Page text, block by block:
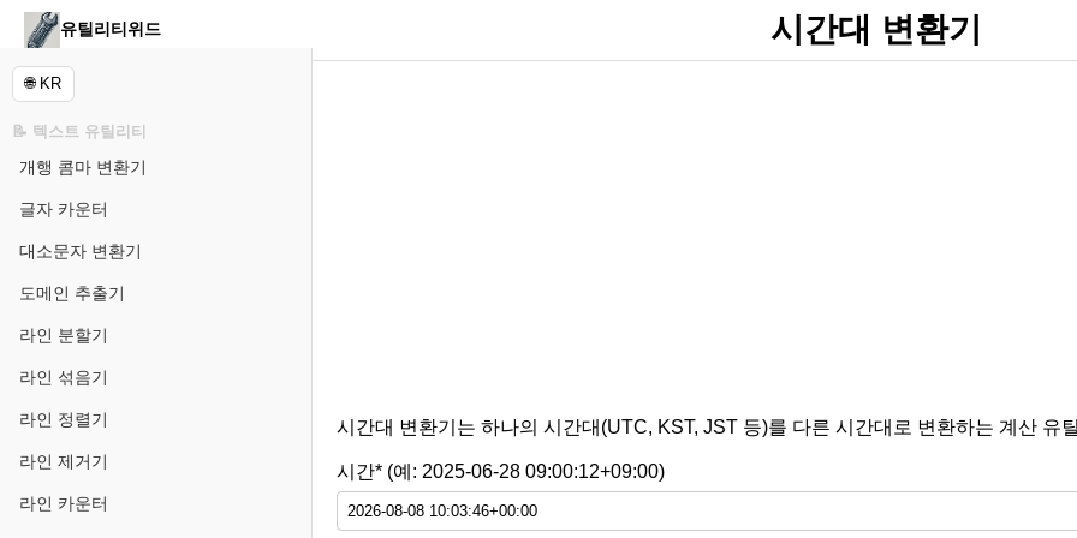
유틸리티위드 시간대 변환기
🌐 KR
📝 텍스트 유틸리티
개행 콤마 변환기
글자 카운터
대소문자 변환기
도메인 추출기
라인 분할기
라인 섞음기
라인 정렬기
라인 제거기
라인 카운터
시간대 변환기는 하나의 시간대(UTC, KST, JST 등)를 다른 시간대로 변환하는 계산 유
시간* (예: 2025-06-28 09:00:12+09:00)